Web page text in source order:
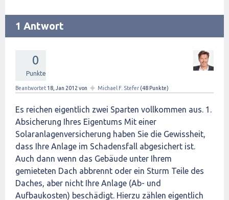
1 Antwort
0
Punkte
Beantwortet 18, Jan 2012 von ✦ Michael F. Stefer (48 Punkte)
Es reichen eigentlich zwei Sparten vollkommen aus. 1.
Absicherung Ihres Eigentums Mit einer
Solaranlagenversicherung haben Sie die Gewissheit,
dass Ihre Anlage im Schadensfall abgesichert ist.
Auch dann wenn das Gebäude unter Ihrem
gemieteten Dach abbrennt oder ein Sturm Teile des
Daches, aber nicht Ihre Anlage (Ab- und
Aufbaukosten) beschädigt. Hierzu zählen eigentlich